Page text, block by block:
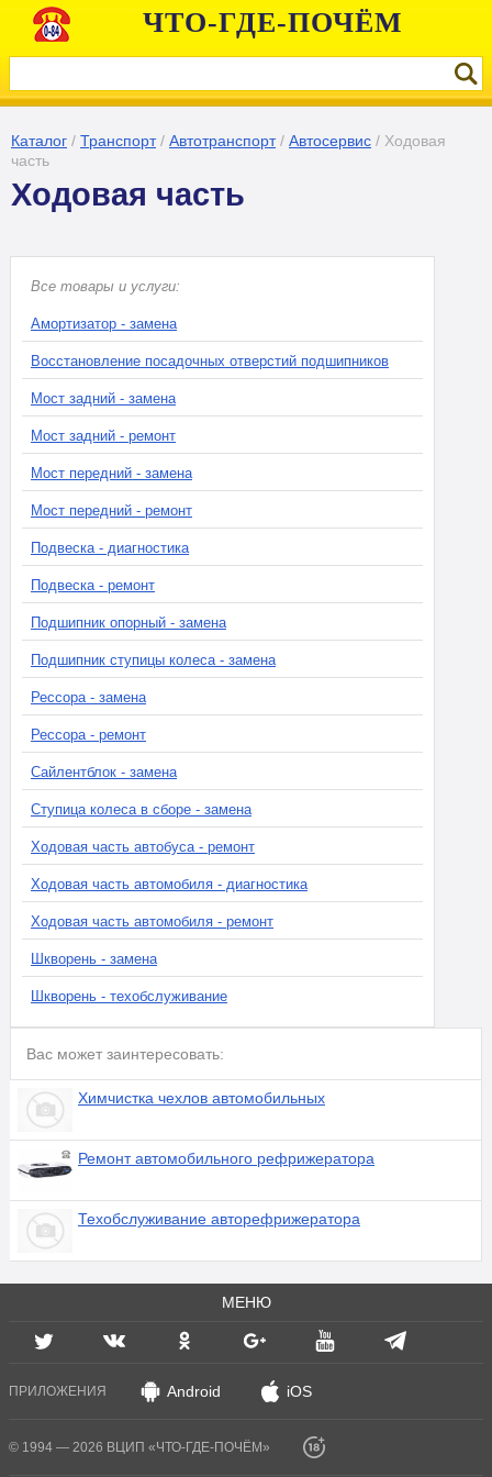
ЧТО-ГДЕ-ПОЧЁМ
Каталог / Транспорт/ Автотранспорт/ Автосервис / Ходовая
часть
Ходовая часть
Все товары и услуги:
Амортизатор - замена
Восстановление посадочных отверстий подшипников
Мост задний - замена
Мост задний - ремонт
Мост передний - замена
Мост передний - ремонт
Подвеска - диагностика
Подвеска - ремонт
Подшипник опорный - замена
Подшипник ступицы колеса - замена
Рессора - замена
Рессора - ремонт
Сайлентблок - замена
Ступица колеса в сборе - замена
Ходовая часть автобуса - ремонт
Ходовая часть автомобиля - диагностика
Ходовая часть автомобиля - ремонт
Шкворень - замена
Шкворень - техобслуживание
Вас может заинтересовать:
Химчистка чехлов автомобильных
Ремонт автомобильного рефрижератора
Техобслуживание авторефрижератора
МЕНЮ
ПРИЛОЖЕНИЯ Android iOS
© 1994 — 2026 ВЦИП «ЧТО-ГДЕ-ПОЧЁМ»